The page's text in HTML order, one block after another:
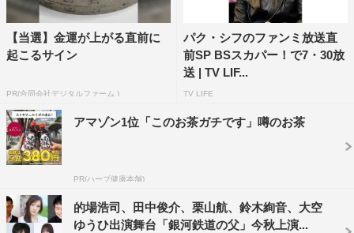
公式サイト：https://www.bs-sptv.com/999/
※情報は変更になる場合があります。
©松本零士・東映アニメーション／スカパー！
©松本零士・東映アニメーション
【当選】金運が上がる直前に
起こるサイン
PR(合同会社デジタルファーム )
パク・シフのファンミ放送直
前SP BSスカパー！で7・30放
送 | TV LIF...
TV LIFE
アマゾン1位「このお茶ガチです」噂のお茶
PR(ハーブ健康本舗)
的場浩司、田中俊介、栗山航、鈴木絢音、大空
ゆうひ出演舞台「銀河鉄道の父」今秋上演...